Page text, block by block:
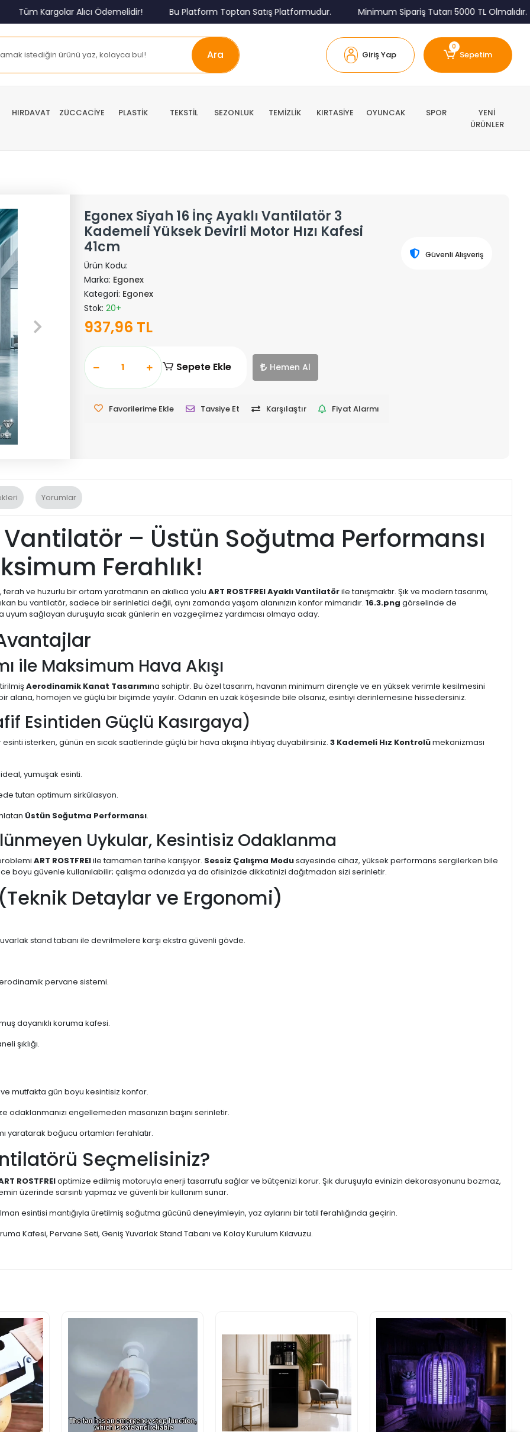
Kargolar Alıcı Ödemelidir! Bu Platform Toptan Satış Platformudur. Minimum Sipariş Tutarı 5000 TL Olmalıdır.
Ara Giriş Yap
0
Sepetim
HIRDAVAT ZÜCCACİYE PLASTİK TEKSTİL SEZONLUK TEMİZLİK KIRTASİYE OYUNCAK SPOR
YENİ
ÜRÜNLER
Egonex Siyah 16 İnç Ayaklı Vantilatör 3
Kademeli Yüksek Devirli Motor Hızı Kafesi
41cm
Ürün Kodu:
Marka: Egonex
Kategori: Egonex
Stok: 20+
937,96 TL
Sepete Ekle Hemen Al
Favorilerime Ekle Tavsiye Et Karşılaştır Fiyat Alarmı
Güvenli Alışveriş
Yorumlar
Vantilatör – Üstün Soğutma Performansı
Ferahlık!
ferah ve huzurlu bir ortam yaratmanın en akıllıca yoluART ROSTFREI Ayaklı Vantilatörile tanışmaktır. Şık ve modern tasarımı,
bu vantilatör, sadece bir serinletici değil, aynı zamanda yaşam alanınızın konfor mimarıdır.16.3.png görselinde de
sağlayan duruşuyla sıcak günlerin en vazgeçilmez yardımcısı olmaya aday.
ile Maksimum Hava Akışı
Aerodinamik Kanat Tasarımına sahiptir. Bu özel tasarım, havanın minimum dirençle ve en yüksek verimle kesilmesini
homojen ve güçlü bir biçimde yayılır. Odanın en uzak köşesinde bile olsanız, esintiyi derinlemesine hissedersiniz.
Esintiden Güçlü Kasırgaya)
esinti isterken, günün en sıcak saatlerinde güçlü bir hava akışına ihtiyaç duyabilirsiniz.3 Kademeli Hız Kontrolümekanizması
yumuşak esinti.
tutan optimum sirkülasyon.
Üstün Soğutma Performansı.
Uykular, Kesintisiz Odaklanma
ART ROSTFREIile tamamen tarihe karışıyor. Sessiz Çalışma Modusayesinde cihaz, yüksek performans sergilerken bile
boyu güvenle kullanılabilir; çalışma odanızda ya da ofisinizde dikkatinizi dağıtmadan sizi serinletir.
Detaylar ve Ergonomi)
stand tabanı ile devrilmelere karşı ekstra güvenli gövde.
pervane sistemi.
dayanıklı koruma kafesi.
şıklığı.
mutfakta gün boyu kesintisiz konfor.
odaklanmanızı engellemeden masanızın başını serinletir.
yaratarak boğucu ortamları ferahlatır.
Seçmelisiniz?
ROSTFREIoptimize edilmiş motoruyla enerji tasarrufu sağlar ve bütçenizi korur. Şık duruşuyla evinizin dekorasyonunu bozmaz,
üzerinde sarsıntı yapmaz ve güvenli bir kullanım sunar.
esintisi mantığıyla üretilmiş soğutma gücünü deneyimleyin, yaz aylarını bir tatil ferahlığında geçirin.
Kafesi, Pervane Seti, Geniş Yuvarlak Stand Tabanı ve Kolay Kurulum Kılavuzu.